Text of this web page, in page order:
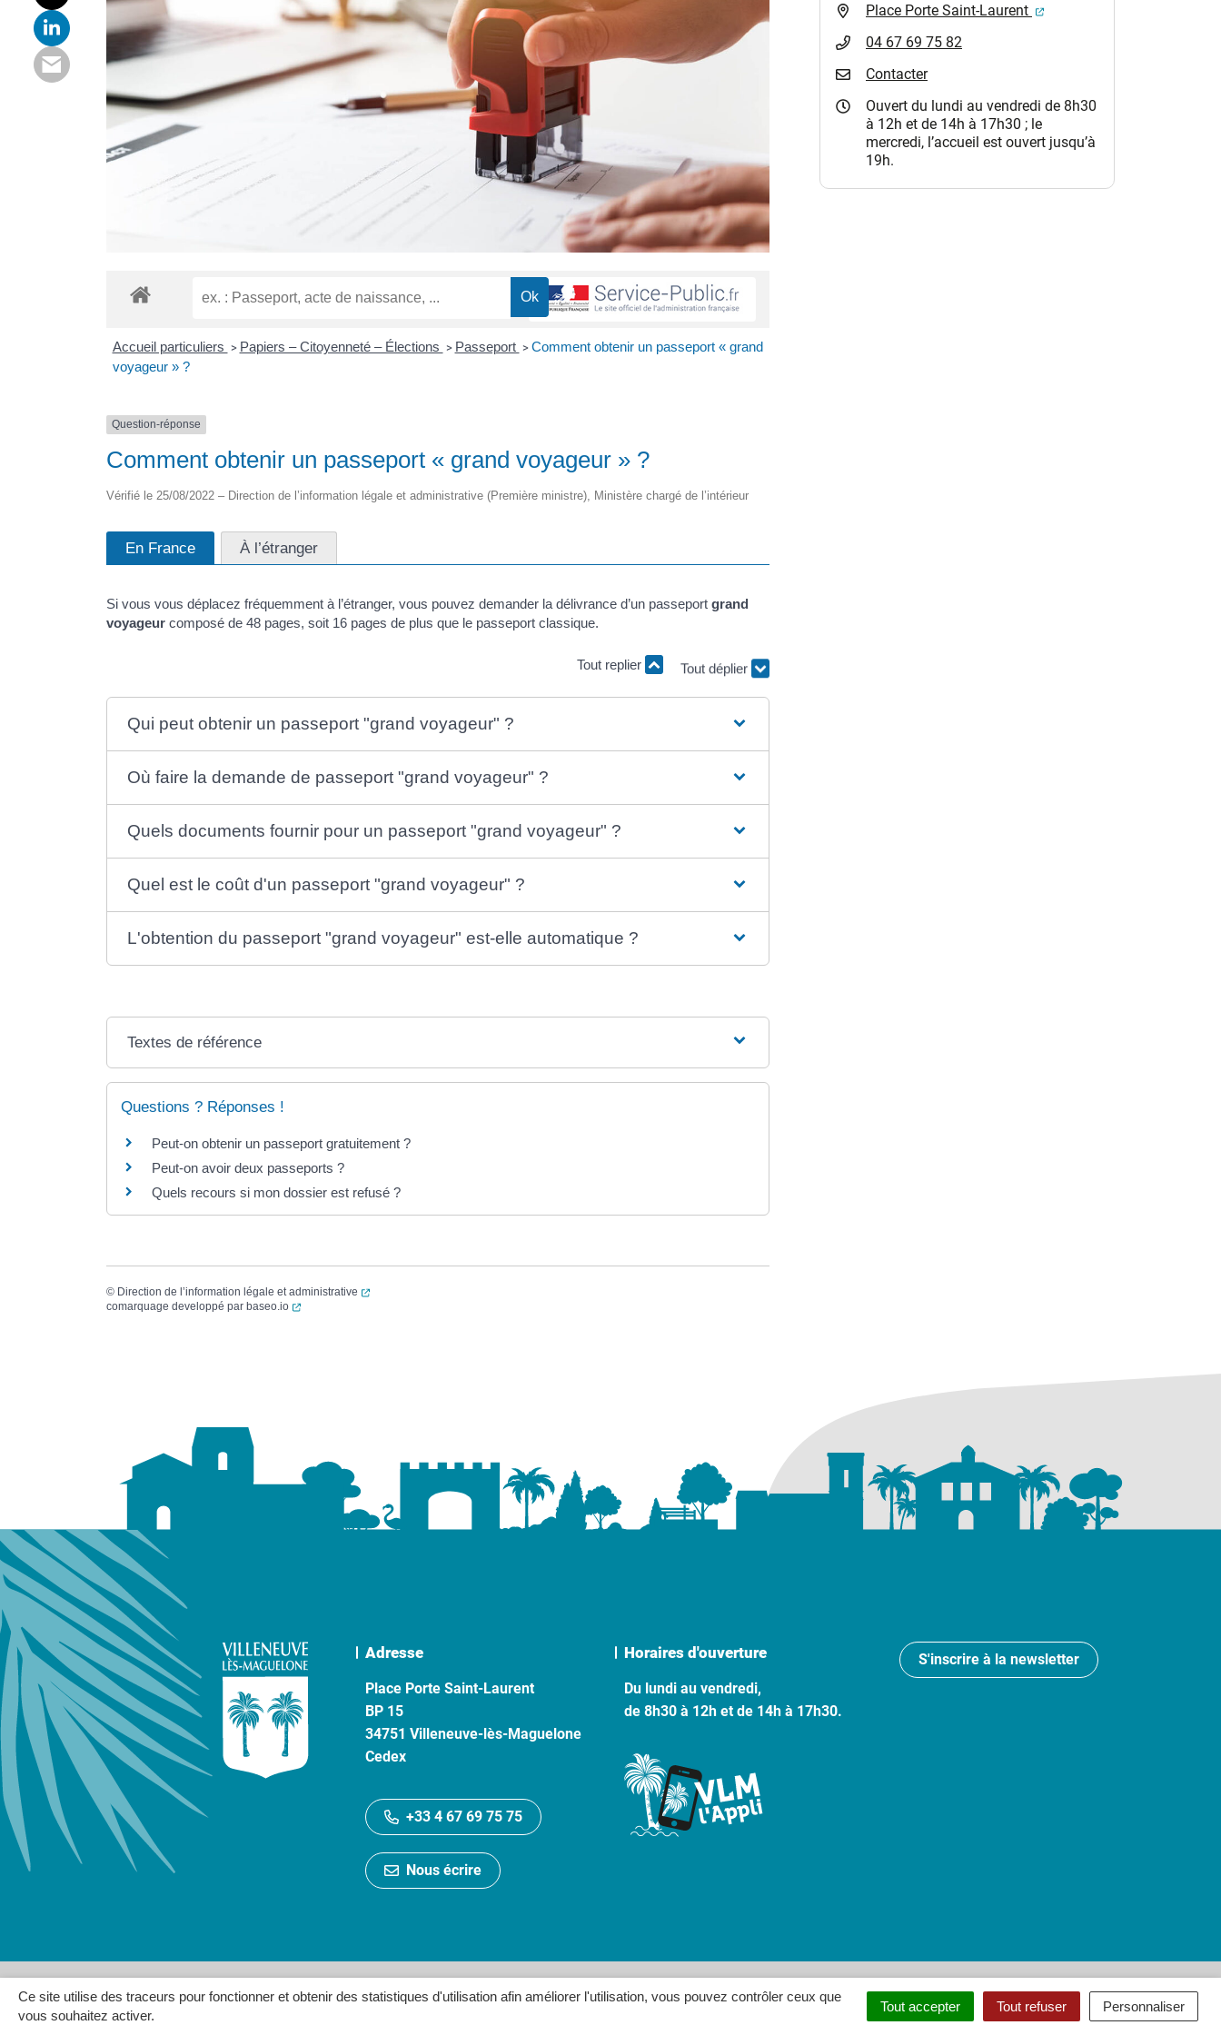
Ce site utilise des traceurs pour fonctionner et obtenir des statistiques d'utilisation afin améliorer l'utilisation, vous pouvez contrôler ceux que
vous souhaitez activer.
Tout accepter Tout refuser Personnaliser
Accueil particuliers > Papiers – Citoyenneté – Élections > Passeport > Comment obtenir un passeport « grand
voyageur » ?
Question-réponse
Comment obtenir un passeport « grand voyageur » ?
Vérifié le 25/08/2022 – Direction de l’information légale et administrative (Première ministre), Ministère chargé de l’intérieur
En France À l’étranger
Si vous vous déplacez fréquemment à l’étranger, vous pouvez demander la délivrance d’un passeport grand
voyageur composé de 48 pages, soit 16 pages de plus que le passeport classique.
Tout replier
Tout déplier
Qui peut obtenir un passeport "grand voyageur" ?
Où faire la demande de passeport "grand voyageur" ?
Quels documents fournir pour un passeport "grand voyageur" ?
Quel est le coût d'un passeport "grand voyageur" ?
L'obtention du passeport "grand voyageur" est-elle automatique ?
Textes de référence
Questions ? Réponses !
Peut-on obtenir un passeport gratuitement ?
Peut-on avoir deux passeports ?
Quels recours si mon dossier est refusé ?
© Direction de l’information légale et administrative
(ouverture dans un nouvel onglet)
comarquage developpé par baseo.io (ouverture dans un nouvel onglet)
Place Porte Saint-Laurent
(ouverture dans un nouvel
04 67 69 75 82
Contacter
Ouvert du lundi au vendredi de 8h30
à 12h et de 14h à 17h30 ; le
mercredi, l’accueil est ouvert jusqu’à
19h.
Adresse
Place Porte Saint-Laurent
BP 15
34751 Villeneuve-lès-Maguelone
Cedex
+33 4 67 69 75 75
Nous écrire
Horaires d'ouverture
Du lundi au vendredi,
de 8h30 à 12h et de 14h à 17h30.
S'inscrire à la newsletter